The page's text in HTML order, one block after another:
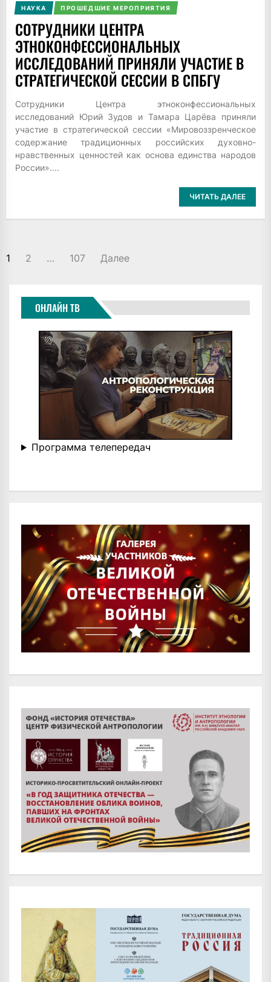
НАУКА ПРОШЕДШИЕ МЕРОПРИЯТИЯ
CОТРУДНИКИ ЦЕНТРА
ЭТНОКОНФЕССИОНАЛЬНЫХ
ИССЛЕДОВАНИЙ ПРИНЯЛИ УЧАСТИЕ В
СТРАТЕГИЧЕСКОЙ СЕССИИ В СПБГУ
Сотрудники Центра этноконфессиональных
исследований Юрий Зудов и Тамара Царёва приняли
участие в стратегической сессии «Мировоззренческое
содержание традиционных российских духовно-
нравственных ценностей как основа единства народов
России»....
ЧИТАТЬ ДАЛЕЕ
ПАГИНАЦИЯ
1 2 … 107 Далее
ОНЛАЙН ТВ
Программа телепередач